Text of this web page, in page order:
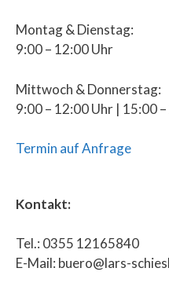
Montag & Dienstag:
9:00 – 12:00 Uhr
Mittwoch & Donnerstag:
9:00 – 12:00 Uhr | 15:00
Termin auf Anfrage
Kontakt:
Tel.: 0355 12165840
E-Mail: buero@lars-